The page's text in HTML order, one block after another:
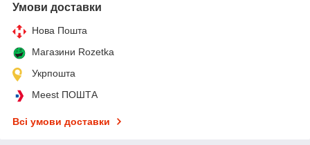
Умови доставки
Нова Пошта
Магазини Rozetka
Укрпошта
Meest ПОШТА
Всі умови доставки